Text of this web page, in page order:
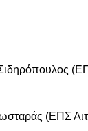
Σιδηρόπουλος
(ΕΠΣ